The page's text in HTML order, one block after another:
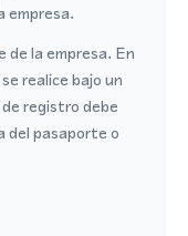
empresa.
la empresa. En
realice bajo un
registro debe
del pasaporte o